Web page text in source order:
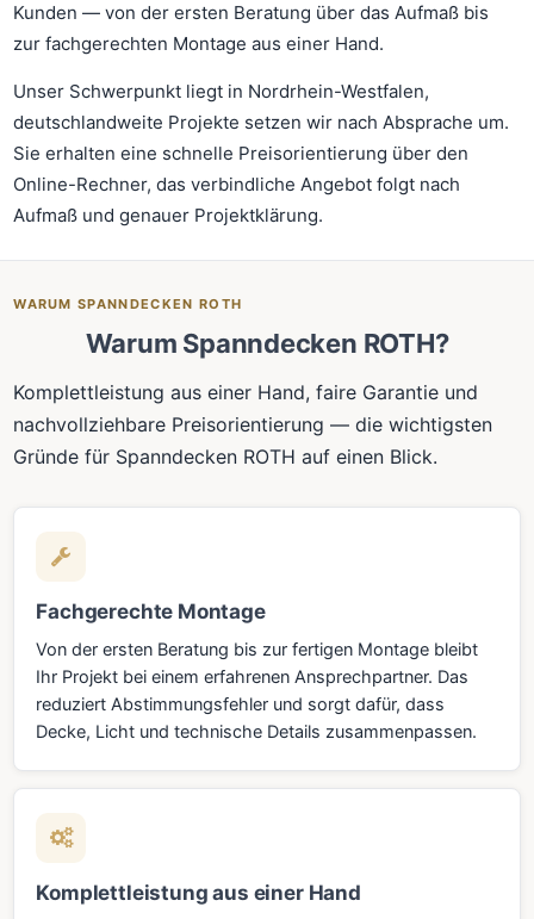
Kunden — von der ersten Beratung über das Aufmaß bis
zur fachgerechten Montage aus einer Hand.
Unser Schwerpunkt liegt in Nordrhein-Westfalen,
deutschlandweite Projekte setzen wir nach Absprache um.
Sie erhalten eine schnelle Preisorientierung über den
Online-Rechner, das verbindliche Angebot folgt nach
Aufmaß und genauer Projektklärung.
WARUM SPANNDECKEN ROTH
Warum Spanndecken ROTH?
Komplettleistung aus einer Hand, faire Garantie und
nachvollziehbare Preisorientierung — die wichtigsten
Gründe für Spanndecken ROTH auf einen Blick.
Fachgerechte Montage
Von der ersten Beratung bis zur fertigen Montage bleibt
Ihr Projekt bei einem erfahrenen Ansprechpartner. Das
reduziert Abstimmungsfehler und sorgt dafür, dass
Decke, Licht und technische Details zusammenpassen.
Komplettleistung aus einer Hand